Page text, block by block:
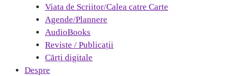
Viata de Scriitor/Calea catre Carte
Agende/Plannere
AudioBooks
Reviste / Publicații
Cărți digitale
Despre